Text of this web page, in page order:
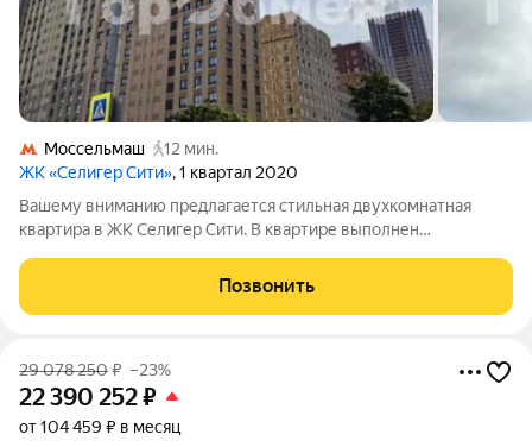
Моссельмаш
12 мин.
ЖК «Селигер Сити», 1 квартал 2020
Вашему вниманию предлагается стильная двухкомнатная
квартира в ЖК Селигер Сити. В квартире выполнен
материалов. Удобная планировка включает в себя: спальню с
гардеробной, просторную кухню-гостиную,
Позвонить
29 078 250₽ –23%
22 390 252₽
от 104 459 ₽ в месяц